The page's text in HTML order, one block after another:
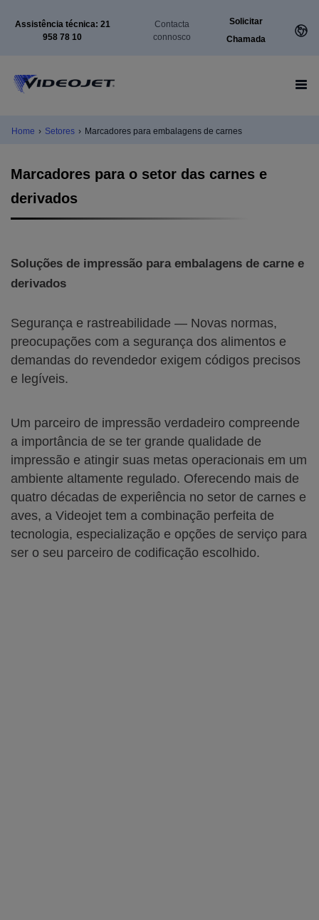
Assistência técnica: 21
958 78 10
Contacta
connosco
Solicitar
Chamada
Home › Setores › Marcadores para embalagens de carnes
Marcadores para o setor das carnes e
derivados
Soluções de impressão para embalagens de carne e
derivados
Segurança e rastreabilidade — Novas normas,
preocupações com a segurança dos alimentos e
demandas do revendedor exigem códigos precisos
e legíveis.
Um parceiro de impressão verdadeiro compreende
a importância de se ter grande qualidade de
impressão e atingir suas metas operacionais em um
ambiente altamente regulado. Oferecendo mais de
quatro décadas de experiência no setor de carnes e
aves, a Videojet tem a combinação perfeita de
tecnologia, especialização e opções de serviço para
ser o seu parceiro de codificação escolhido.